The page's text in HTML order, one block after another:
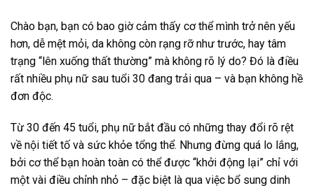
Chào bạn, bạn có bao giờ cảm thấy cơ thể mình trở nên yếu
hơn, dễ mệt mỏi, da không còn rạng rỡ như trước, hay tâm
trạng “lên xuống thất thường” mà không rõ lý do? Đó là điều
rất nhiều phụ nữ sau tuổi 30 đang trải qua – và bạn không hề
đơn độc.
Từ 30 đến 45 tuổi, phụ nữ bắt đầu có những thay đổi rõ rệt
về nội tiết tố và sức khỏe tổng thể. Nhưng đừng quá lo lắng,
bởi cơ thể bạn hoàn toàn có thể được “khởi động lại” chỉ với
một vài điều chỉnh nhỏ – đặc biệt là qua việc bổ sung dinh